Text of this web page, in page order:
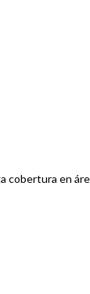
cobertura en